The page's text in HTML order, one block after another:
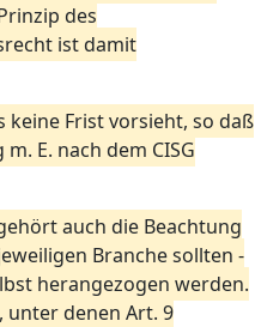
des
ist damit
keine Frist vorsieht, so daß
E. nach dem CISG
auch die Beachtung
Branche sollten -
herangezogen werden.
unter denen Art. 9